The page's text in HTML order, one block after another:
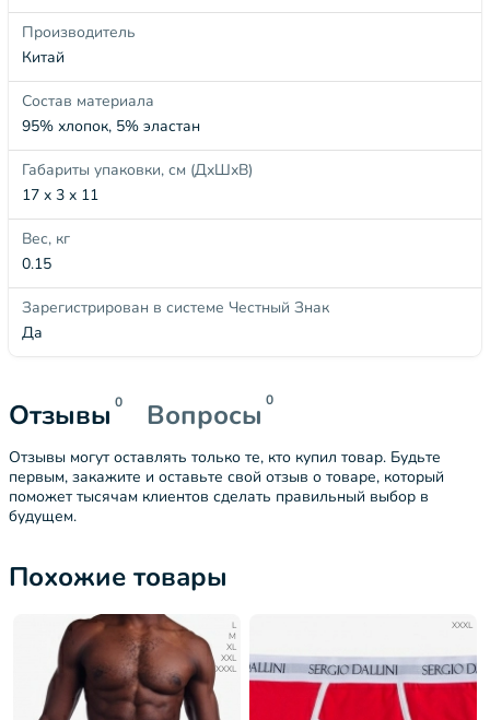
Производитель
Китай
Состав материала
95% хлопок, 5% эластан
Габариты упаковки, см (ДхШхВ)
17 x 3 x 11
Вес, кг
0.15
Зарегистрирован в системе Честный Знак
Да
Отзывы 0 Вопросы 0
Отзывы могут оставлять только те, кто купил товар. Будьте
первым, закажите и оставьте свой отзыв о товаре, который
поможет тысячам клиентов сделать правильный выбор в
будущем.
Похожие товары
L
M
XL
XXL
XXXL
XXXL